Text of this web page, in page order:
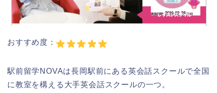
おすすめ度：
駅前留学NOVAは長岡駅前にある英会話スクールで全国
に教室を構える大手英会話スクールの一つ。